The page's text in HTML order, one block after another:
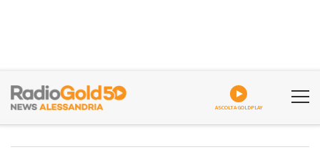
ASCOLTA GOLDPLAY